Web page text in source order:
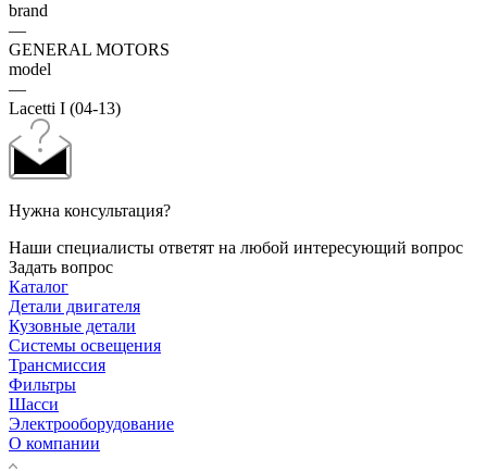
brand
—
GENERAL MOTORS
model
—
Lacetti I (04-13)
Нужна консультация?
Наши специалисты ответят на любой интересующий вопрос
Задать вопрос
Каталог
Детали двигателя
Кузовные детали
Системы освещения
Трансмиссия
Фильтры
Шасси
Электрооборудование
О компании